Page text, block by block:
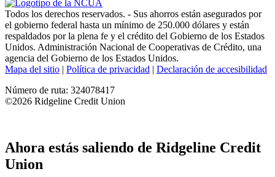
Todos los derechos reservados. - Sus ahorros están asegurados por
el gobierno federal hasta un mínimo de 250.000 dólares y están
respaldados por la plena fe y el crédito del Gobierno de los Estados
Unidos. Administración Nacional de Cooperativas de Crédito, una
agencia del Gobierno de los Estados Unidos.
Mapa del sitio | Política de privacidad | Declaración de accesibilidad
Número de ruta: 324078417
©2026 Ridgeline Credit Union
Ahora estás saliendo de Ridgeline Credit
Union